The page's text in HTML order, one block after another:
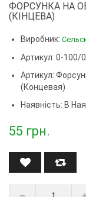
ФОРСУНКА НА
(КІНЦЕВА)
Виробник:
Артикул: 0-100/
Артикул:
(концевая)
Наявність: В
55 грн.